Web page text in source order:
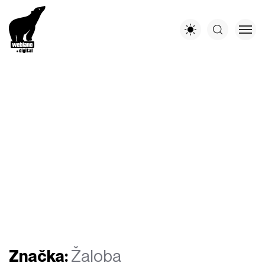
Značka:Žaloba